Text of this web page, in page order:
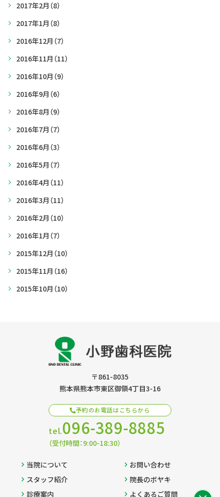
2017年2月 （8）
2017年1月 （8）
2016年12月 （7）
2016年11月 （11）
2016年10月 （9）
2016年9月 （6）
2016年8月 （9）
2016年7月 （7）
2016年6月 （3）
2016年5月 （7）
2016年4月 （11）
2016年3月 （11）
2016年2月 （10）
2016年1月 （7）
2015年12月 （10）
2015年11月 （16）
2015年10月 （10）
〒861-8035
熊本県熊本市東区御領4丁目3-16
予約のお電話はこちらから
tel.096-389-8885
（受付時間：9:00-18:30）
当院について
スタッフ紹介
診療案内
お問い合わせ
院長のボヤキ
よくあるご質問